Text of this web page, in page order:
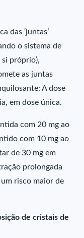
das ‘juntas’
o sistema de
si próprio),
as juntas
A dose
em dose única.
com 20 mg ao
com 10 mg ao
de 30 mg em
prolongada
risco maior de
de cristais de